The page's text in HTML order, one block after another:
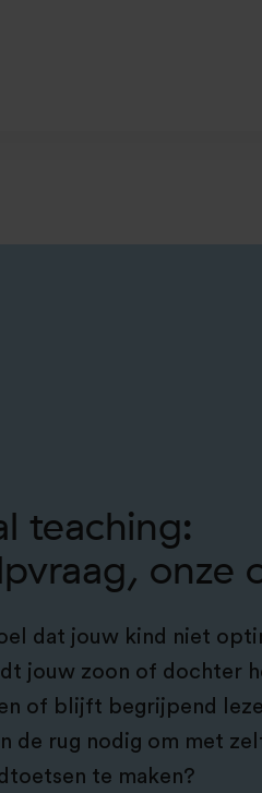
teaching:
onze
dat jouw kind niet
jouw zoon of dochter
of blijft begrijpend
de rug nodig om met
te maken?